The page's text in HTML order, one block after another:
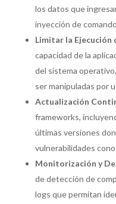
los datos que
inyección de
Limitar la Ejecución
capacidad de la
del sistema
ser manipuladas por
Actualización
frameworks,
últimas versiones
vulnerabilidades
Monitorización y
de detección de
logs que permitan